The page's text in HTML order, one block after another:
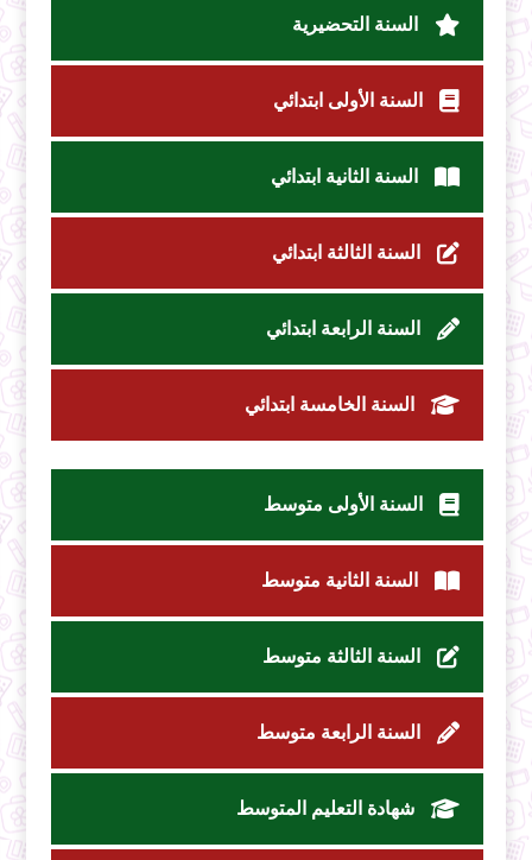
السنة التحضيرية
السنة الأولى ابتدائي
السنة الثانية ابتدائي
السنة الثالثة ابتدائي
السنة الرابعة ابتدائي
السنة الخامسة ابتدائي
السنة الأولى متوسط
السنة الثانية متوسط
السنة الثالثة متوسط
السنة الرابعة متوسط
شهادة التعليم المتوسط